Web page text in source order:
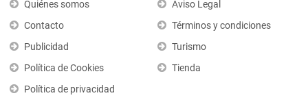
Quiénes somos
Contacto
Publicidad
Política de Cookies
Política de privacidad
Aviso Legal
Términos y condiciones
Turismo
Tienda